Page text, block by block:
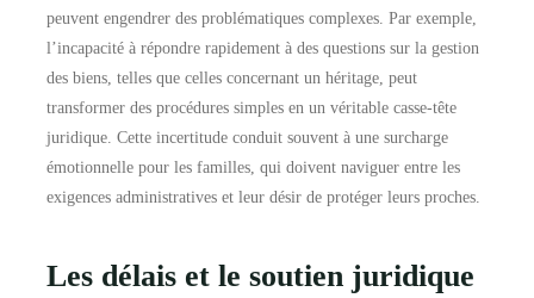
peuvent engendrer des problématiques complexes. Par exemple,
l’incapacité à répondre rapidement à des questions sur la gestion
des biens, telles que celles concernant un héritage, peut
transformer des procédures simples en un véritable casse-tête
juridique. Cette incertitude conduit souvent à une surcharge
émotionnelle pour les familles, qui doivent naviguer entre les
exigences administratives et leur désir de protéger leurs proches.
Les délais et le soutien juridique